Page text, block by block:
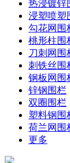
热浸镀锌
浸塑喷塑
勾花网围
桃形柱围
刀刺网围
刺铁丝围
钢板网围
锌钢围栏
双圈围栏
塑料钢围
荷兰网围
更多